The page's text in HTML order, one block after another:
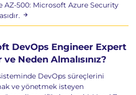
ve Log Analytics
AZ-500: Microsoft Azure Security
DevOps Engineer Expert
Neden Almalısınız?
DevOps süreçlerini
ve yönetmek isteyen